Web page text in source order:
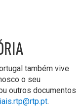
também vive
o seu
outros documentos
.